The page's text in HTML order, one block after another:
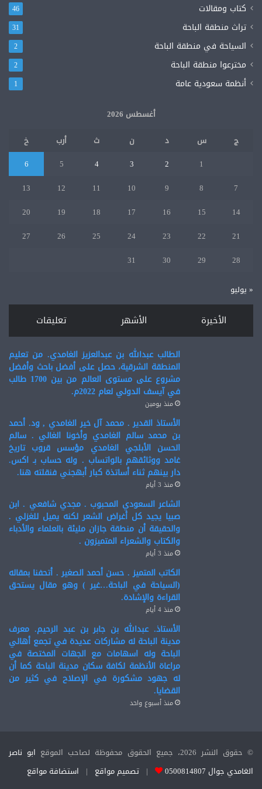
كتاب ومقالات 46
تراث منطقة الباحة 31
السياحة في منطقة الباحة 2
مخترعوا منطقة الباحة 2
أنظمة سعودية عامة 1
أغسطس 2026
ج
س د ن ث أرب
خ
1
2
3
4
5
6
7
8
9
10
11
12
13
14
15
16
17
18
19
20
21
22
23
24
25
26
27
28
29
30
31
« يوليو
الأخيرة الأشهر تعليقات
الطالب عبدالله بن عبدالعزيز الغامدي. من تعليم
المنطقة الشرقية، حصل على أفضل باحث وأفضل
مشروع على مستوى العالم من بين 1700 طالب
في آيسف الدولي لعام 2022م.
منذ يومين
الأستاذ القدير . محمد آل خير الغامدي , ود. أحمد
بن محمد سالم الغامدي وأخونا الغالي . سالم
الحسن الأبلجي الغامدي مؤسس قروب تاريخ
غامد ووثائقهم بالواتساب . وله حساب بـ اكس.
دار بينهم ثناء أساتذة كبار أبهجني فنقلته هنا.
منذ 3 أيام
الشاعر السعودي المحبوب . مجدي شافعي . ابن
صبيا يجيد كل أغراض الشعر لكنه يميل للغزلي .
والحقيقة أن منطقة جازان مليئة بالعلماء والأدباء
والكتاب والشعراء المتميزون .
منذ 3 أيام
الكاتب المتميز . حسن أحمد الصغير . أتحفنا بمقاله
(السياحة في الباحة…غير ) وهو مقال يستحق
القراءة والإشادة.
منذ 4 أيام
الأستاذ. عبدالله بن جابر بن عبد الرحيم. معرف
مدينة الباحة له مشاركات عديدة في تجمع أهالي
الباحة وله اسهامات مع الجهات المختصة في
مراعاة الأنظمة لكافة سكان مدينة الباحة كما أن
له جهود مشكورة في الإصلاح في كثير من
القضايا.
منذ أسبوع واحد
© حقوق النشر 2026، جميع الحقوق محفوظة لصاحب الموقع
ابو ناصر
الغامدي جوال 0500814807
| تصميم مواقع | استضافة مواقع